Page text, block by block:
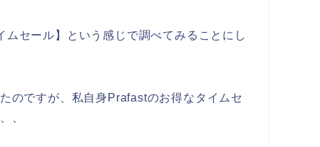
セール】という感じで調べてみることにし
のですが、私自身Prafastのお得なタイムセ
、